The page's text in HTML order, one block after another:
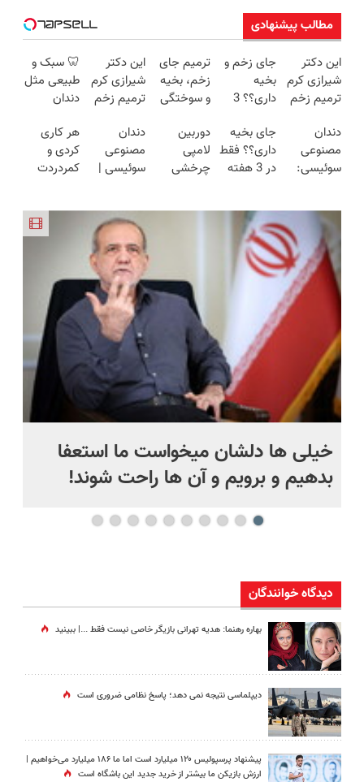
مطالب پیشنهادی
این دکتر
شیرازی کرم
ترمیم زخم
ساخت!!!
جای زخم و
بخیه
داری؟؟ 3
محوش کن!
ترمیم جای
زخم، بخیه
و سوختگی
هفته!!😍
این دکتر
شیرازی کرم
ترمیم زخم
ساخت!!!
🦷 سبک و
طبیعی مثل
دندان
نصب آسان
و پرداخت
اقساطی 💳
دندان
مصنوعی
سوئیسی:
اروپا، سبک
و مقاوم |
پرداخت
قسطی
جای بخیه
داری؟؟ فقط
در 3 هفته
دوربین
لامپی
چرخشی
دندان
مصنوعی
سوئیسی |
طبیعی!
ویزیت
رایگان+پرداخت
اقساطی😍
هر کاری
کردی و
کمردردت
پرسشنامه و
دریافت راه
خیلی ها دلشان میخواست ما استعفا
بدهیم و برویم و آن ها راحت شوند!
دیدگاه خوانندگان
بهاره رهنما: هدیه تهرانی بازیگر خاصی نیست فقط ...|‌ ببینید
دیپلماسی نتیجه‌ نمی دهد؛ پاسخ نظامی ضروری است
پیشنهاد پرسپولیس ۱۲۰ میلیارد است اما ما ۱۸۶ میلیارد می‌خواهیم |
ارزش بازیکن ما بیشتر از خرید جدید این باشگاه است